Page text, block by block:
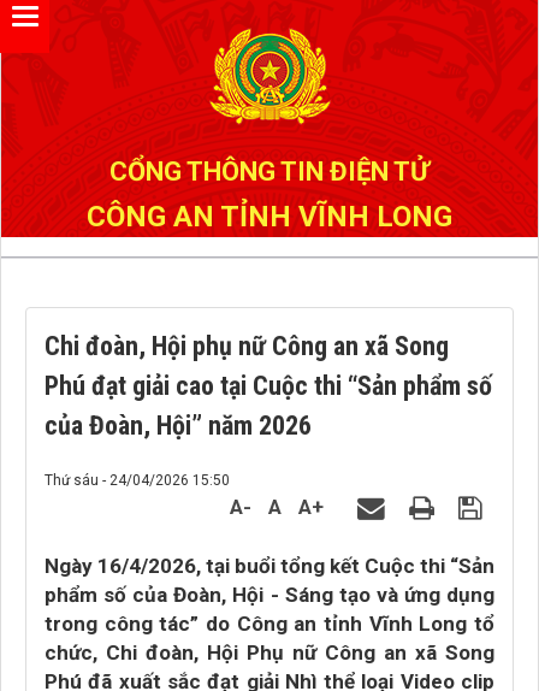
CỔNG THÔNG TIN ĐIỆN TỬ
CÔNG AN TỈNH VĨNH LONG
Chi đoàn, Hội phụ nữ Công an xã Song
Phú đạt giải cao tại Cuộc thi “Sản phẩm số
của Đoàn, Hội” năm 2026
Thứ sáu - 24/04/2026 15:50
A- A A+
Ngày 16/4/2026, tại buổi tổng kết Cuộc thi “Sản
phẩm số của Đoàn, Hội - Sáng tạo và ứng dụng
trong công tác” do Công an tỉnh Vĩnh Long tổ
chức, Chi đoàn, Hội Phụ nữ Công an xã Song
Phú đã xuất sắc đạt giải Nhì thể loại Video clip